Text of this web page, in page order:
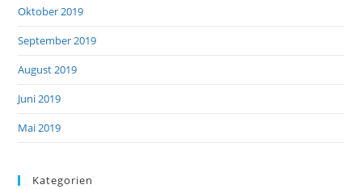
Oktober 2019
September 2019
August 2019
Juni 2019
Mai 2019
Kategorien